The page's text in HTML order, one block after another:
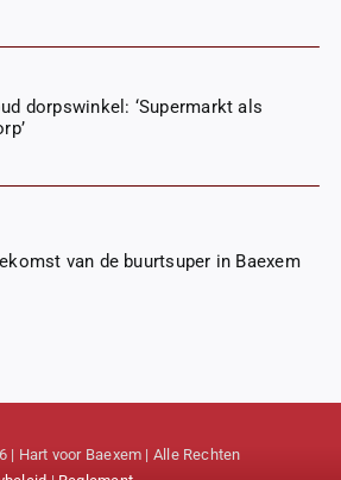
dorpswinkel: ‘Supermarkt als
van de buurtsuper in Baexem
| Hart voor Baexem | Alle Rechten